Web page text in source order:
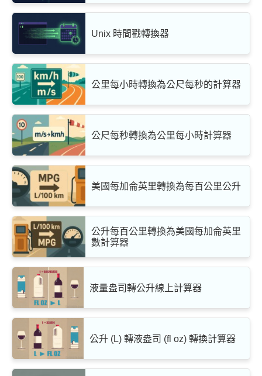
Unix 時間戳轉換器
公里每小時轉換為公尺每秒的計算器
公尺每秒轉換為公里每小時計算器
美國每加侖英里轉換為每百公里公升
公升每百公里轉換為美國每加侖英里
數計算器
液量盎司轉公升線上計算器
公升 (L) 轉液盎司 (fl oz) 轉換計算器